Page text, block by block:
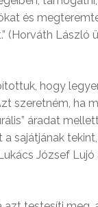
és
(Horváth László
hogy
szeretném, ha
áradat
sajátjának
József Lujó